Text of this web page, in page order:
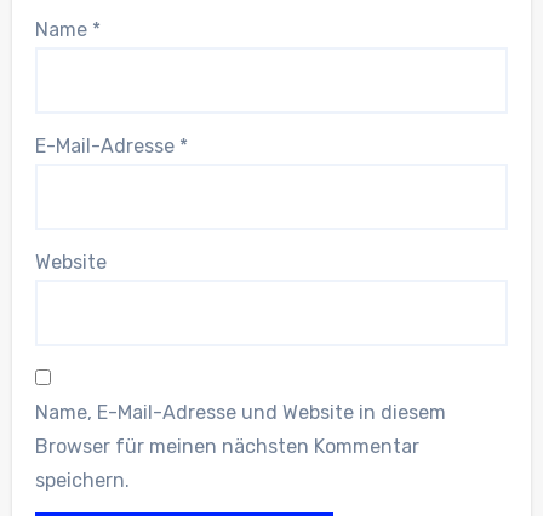
Name *
E-Mail-Adresse *
Website
Name, E-Mail-Adresse und Website in diesem
Browser für meinen nächsten Kommentar
speichern.